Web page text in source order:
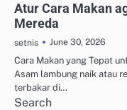
Atur Cara Makan
Mereda
setnis
June 30, 2026
Cara Makan yang Tepat
Asam lambung naik atau
terbakar di…
Search